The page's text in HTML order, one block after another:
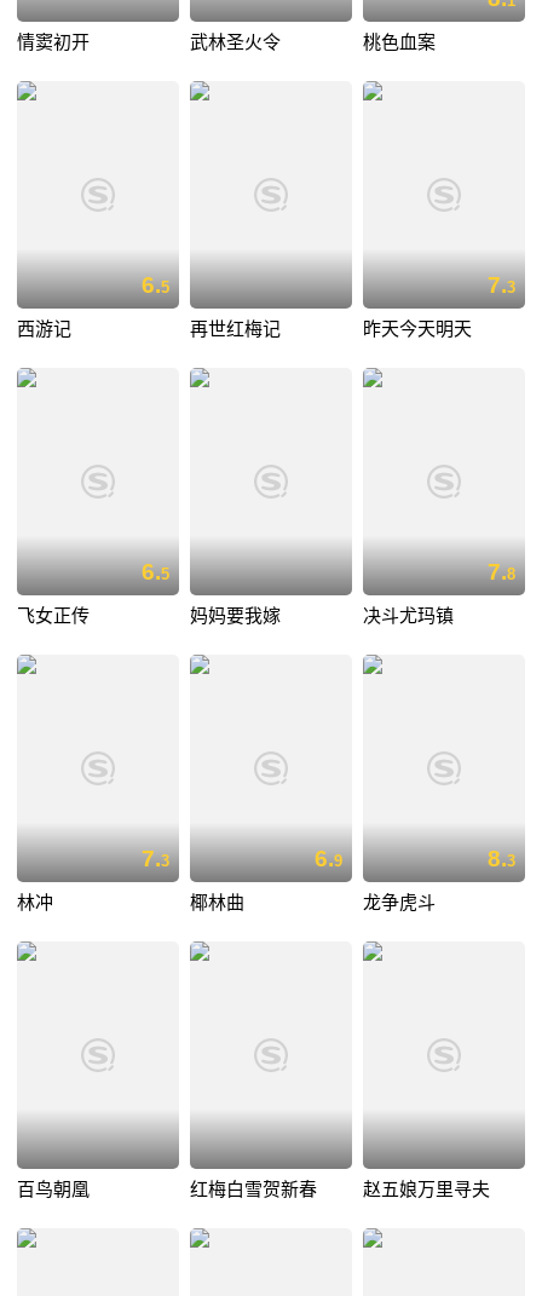
情窦初开 武林圣火令 桃色血案
6.5
西游记 再世红梅记
7.3
昨天今天明天
6.5
飞女正传 妈妈要我嫁
7.8
决斗尤玛镇
7.3
林冲
6.9
椰林曲
8.3
龙争虎斗
百鸟朝凰 红梅白雪贺新春 赵五娘万里寻夫